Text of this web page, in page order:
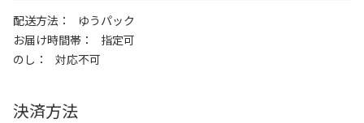
配送方法
ゆうパック
お届け時間帯
指定可
のし
対応不可
決済方法